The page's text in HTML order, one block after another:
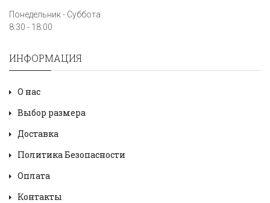
Понедельник - Суббота
8:30 - 18:00
ИНФОРМАЦИЯ
О нас
Выбор размера
Доставка
Политика Безопасности
Оплата
Контакты